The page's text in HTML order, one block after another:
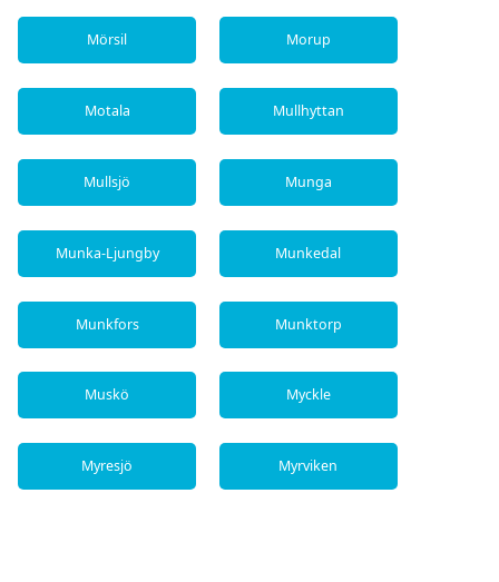
Mörsil Morup
Motala Mullhyttan
Mullsjö Munga
Munka-Ljungby Munkedal
Munkfors Munktorp
Muskö Myckle
Myresjö Myrviken